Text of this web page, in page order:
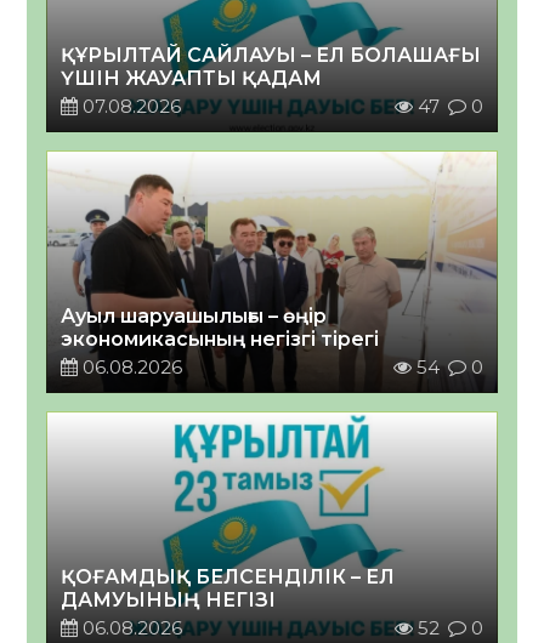
ҚҰРЫЛТАЙ САЙЛАУЫ – ЕЛ БОЛАШАҒЫ
ҮШІН ЖАУАПТЫ ҚАДАМ
07.08.2026
47 0
Ауыл шаруашылығы – өңір
экономикасының негізгі тірегі
06.08.2026
54 0
ҚОҒАМДЫҚ БЕЛСЕНДІЛІК – ЕЛ
ДАМУЫНЫҢ НЕГІЗІ
06.08.2026
52 0